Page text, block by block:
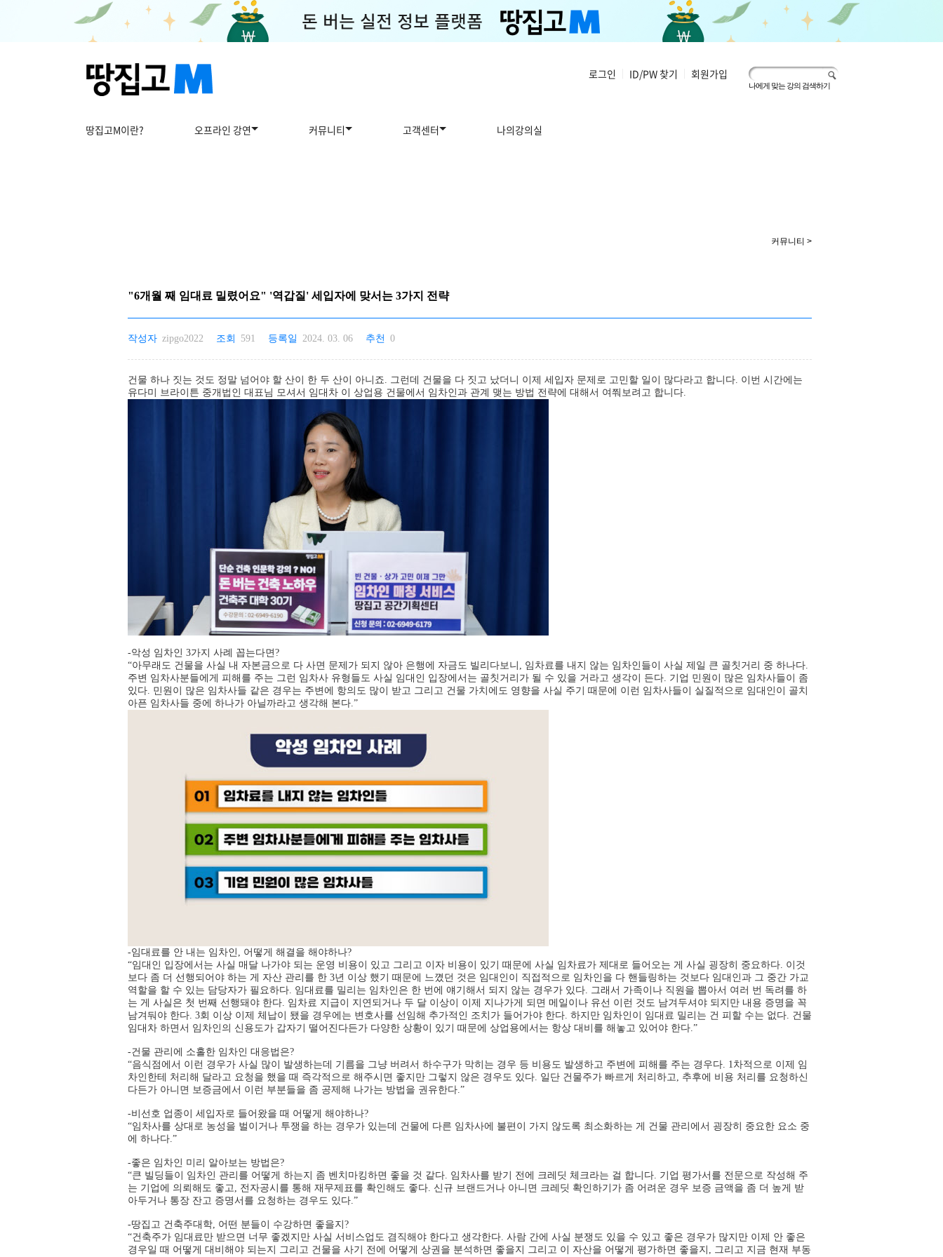
땅집고M이란? 오프라인 강연 커뮤니티 고객센터 나의강의실
로그인 ID/PW 찾기 회원가입
나에게 맞는 강의 검색하기
커뮤니티 >
"6개월 째 임대료 밀렸어요" '역갑질' 세입자에 맞서는 3가지 전략
작성자 zipgo2022 조회 591 등록일 2024. 03. 06 추천 0
건물 하나 짓는 것도 정말 넘어야 할 산이 한 두 산이 아니죠. 그런데 건물을 다 짓고 났더니 이제 세입자 문제로 고민할 일이 많다라고 합니다. 이번 시간에는
유다미 브라이튼 중개법인 대표님 모셔서 임대차 이 상업용 건물에서 임차인과 관계 맺는 방법 전략에 대해서 여쭤보려고 합니다.
-악성 임차인 3가지 사례 꼽는다면?
“아무래도 건물을 사실 내 자본금으로 다 사면 문제가 되지 않아 은행에 자금도 빌리다보니, 임차료를 내지 않는 임차인들이 사실 제일 큰 골칫거리 중 하나다.
주변 임차사분들에게 피해를 주는 그런 임차사 유형들도 사실 임대인 입장에서는 골칫거리가 될 수 있을 거라고 생각이 든다. 기업 민원이 많은 임차사들이 좀
있다. 민원이 많은 임차사들 같은 경우는 주변에 항의도 많이 받고 그리고 건물 가치에도 영향을 사실 주기 때문에 이런 임차사들이 실질적으로 임대인이 골치
아픈 임차사들 중에 하나가 아닐까라고 생각해 본다.”
-임대료를 안 내는 임차인, 어떻게 해결을 해야하나?
“임대인 입장에서는 사실 매달 나가야 되는 운영 비용이 있고 그리고 이자 비용이 있기 때문에 사실 임차료가 제대로 들어오는 게 사실 굉장히 중요하다. 이것
보다 좀 더 선행되어야 하는 게 자산 관리를 한 3년 이상 했기 때문에 느꼈던 것은 임대인이 직접적으로 임차인을 다 핸들링하는 것보다 임대인과 그 중간 가교
역할을 할 수 있는 담당자가 필요하다. 임대료를 밀리는 임차인은 한 번에 얘기해서 되지 않는 경우가 있다. 그래서 가족이나 직원을 뽑아서 여러 번 독려를 하
는 게 사실은 첫 번째 선행돼야 한다. 임차료 지급이 지연되거나 두 달 이상이 이제 지나가게 되면 메일이나 유선 이런 것도 남겨두셔야 되지만 내용 증명을 꼭
남겨둬야 한다. 3회 이상 이제 체납이 됐을 경우에는 변호사를 선임해 추가적인 조치가 들어가야 한다. 하지만 임차인이 임대료 밀리는 건 피할 수는 없다. 건물
임대차 하면서 임차인의 신용도가 갑자기 떨어진다든가 다양한 상황이 있기 때문에 상업용에서는 항상 대비를 해놓고 있어야 한다.”
-건물 관리에 소홀한 임차인 대응법은?
“음식점에서 이런 경우가 사실 많이 발생하는데 기름을 그냥 버려서 하수구가 막히는 경우 등 비용도 발생하고 주변에 피해를 주는 경우다. 1차적으로 이제 임
차인한테 처리해 달라고 요청을 했을 때 즉각적으로 해주시면 좋지만 그렇지 않은 경우도 있다. 일단 건물주가 빠르게 처리하고, 추후에 비용 처리를 요청하신
다든가 아니면 보증금에서 이런 부분들을 좀 공제해 나가는 방법을 권유한다.”
-비선호 업종이 세입자로 들어왔을 때 어떻게 해야하나?
“임차사를 상대로 농성을 벌이거나 투쟁을 하는 경우가 있는데 건물에 다른 임차사에 불편이 가지 않도록 최소화하는 게 건물 관리에서 굉장히 중요한 요소 중
에 하나다.”
-좋은 임차인 미리 알아보는 방법은?
“큰 빌딩들이 임차인 관리를 어떻게 하는지 좀 벤치마킹하면 좋을 것 같다. 임차사를 받기 전에 크레딧 체크라는 걸 합니다. 기업 평가서를 전문으로 작성해 주
는 기업에 의뢰해도 좋고, 전자공시를 통해 재무제표를 확인해도 좋다. 신규 브랜드거나 아니면 크레딧 확인하기가 좀 어려운 경우 보증 금액을 좀 더 높게 받
아두거나 통장 잔고 증명서를 요청하는 경우도 있다.”
-땅집고 건축주대학, 어떤 분들이 수강하면 좋을지?
“건축주가 임대료만 받으면 너무 좋겠지만 사실 서비스업도 겸직해야 한다고 생각한다. 사람 간에 사실 분쟁도 있을 수 있고 좋은 경우가 많지만 이제 안 좋은
경우일 때 어떻게 대비해야 되는지 그리고 건물을 사기 전에 어떻게 상권을 분석하면 좋을지 그리고 이 자산을 어떻게 평가하면 좋을지, 그리고 지금 현재 부동